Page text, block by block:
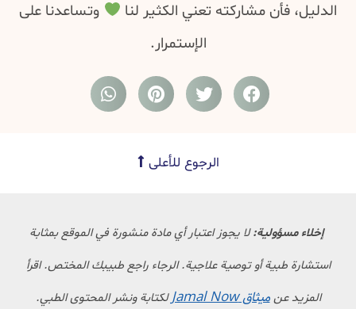
الدليل، فأن مشاركته تعني الكثير لنا
وتساعدنا على
الإستمرار.
الرجوع للأعلى
إخلاء مسؤولية:لا يجوز اعتبار أي مادة منشورة في الموقع بمثابة
استشارة طبية أو توصية علاجية. الرجاء راجع طبيبك المختص. اقرأ
المزيد عنميثاق Jamal Now لكتابة ونشر المحتوى الطبي.